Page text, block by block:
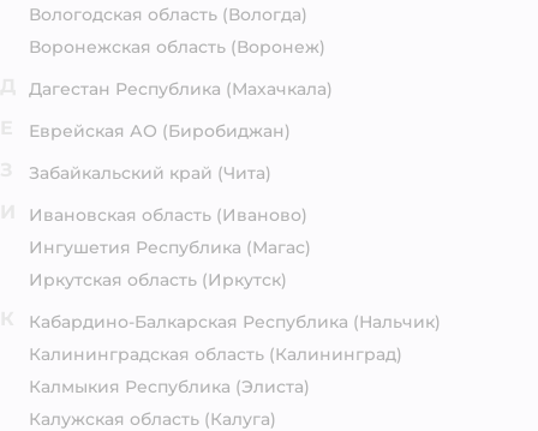
Вологодская область (Вологда)
Воронежская область (Воронеж)
Дагестан Республика (Махачкала)
Еврейская АО (Биробиджан)
Забайкальский край (Чита)
Ивановская область (Иваново)
Ингушетия Республика (Магас)
Иркутская область (Иркутск)
Кабардино-Балкарская Республика (Нальчик)
Калининградская область (Калининград)
Калмыкия Республика (Элиста)
Калужская область (Калуга)